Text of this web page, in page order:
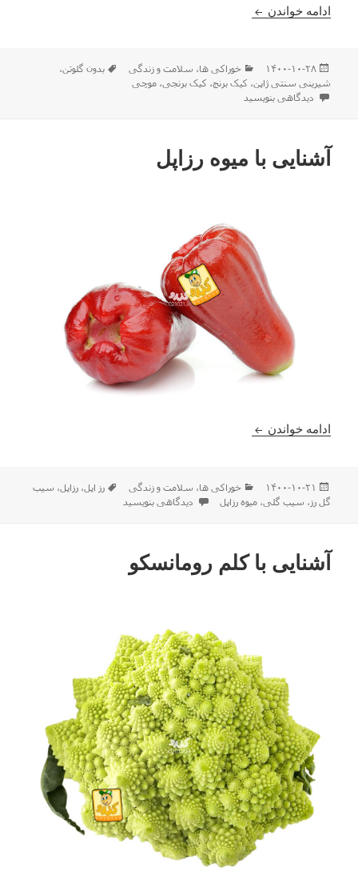
ادامه خواندن آشنایی با موچی
ارسال
شده
در
۱۴۰۰-۱۰-۲۸ دسته‌ها
خوراکی ها، سلامت و زندگی برچسب‌ها
بدون گلوتن،
شیرینی سنتی ژاپن، کیک برنج، کیک برنجی،موچی
برای آشنایی با موچی
دیدگاهی بنویسید
آشنایی با میوه رزاپل
ادامه خواندن آشنایی با میوه رزاپل
ارسال
شده
۱۴۰۰-۱۰-۲۱ دسته‌ها
خوراکی ها، سلامت و زندگی برچسب‌ها
رز اپل،رزاپل، سیب
گل رز ، سیب گلی،میوه رزاپل برای آشنایی با میوه رزاپل
دیدگاهی بنویسید
آشنایی با کلم رومانسکو